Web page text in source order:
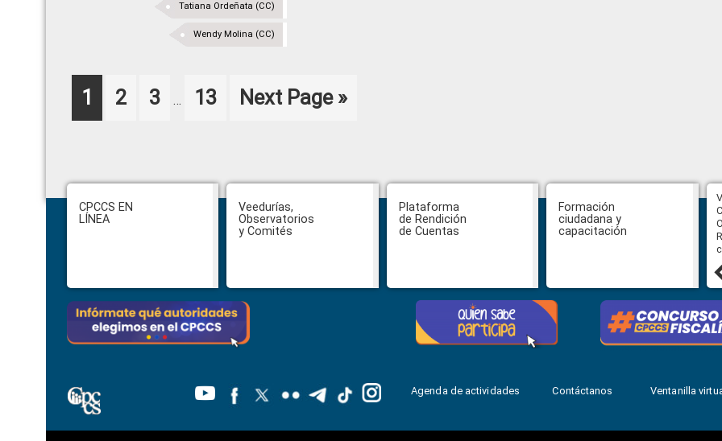
Tatiana Ordeñata (CC)
Wendy Molina (CC)
Page
1 Page
2 Page
3
pages
… Page
13
Go
Next Page »
Footer
CPCCS EN
LÍNEA
Veedurías,
Observatorios
y Comités
Plataforma
de Rendición
de Cuentas
Formación
ciudadana y
capacitación
CPCCS aprueba convocatoria a
Veeduría para designación de la
autoridad de la SOT
Agenda de actividades Contáctanos Ventanilla